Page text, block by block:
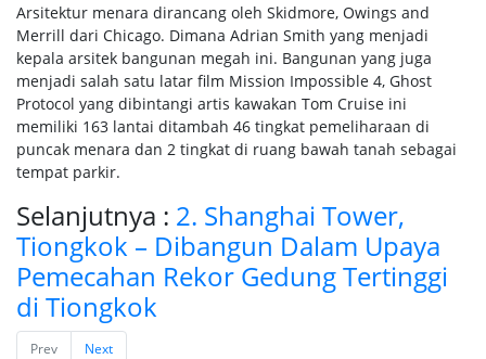
Arsitektur menara dirancang oleh Skidmore, Owings and
Merrill dari Chicago. Dimana Adrian Smith yang menjadi
kepala arsitek bangunan megah ini. Bangunan yang juga
menjadi salah satu latar film Mission Impossible 4, Ghost
Protocol yang dibintangi artis kawakan Tom Cruise ini
memiliki 163 lantai ditambah 46 tingkat pemeliharaan di
puncak menara dan 2 tingkat di ruang bawah tanah sebagai
tempat parkir.
Selanjutnya : 2. Shanghai Tower,
Tiongkok – Dibangun Dalam Upaya
Pemecahan Rekor Gedung Tertinggi
di Tiongkok
Prev Next